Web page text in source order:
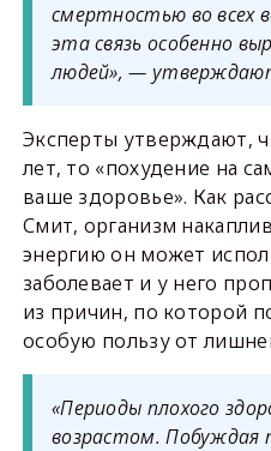
смертностью во всех
эта связь особенно
людей», —
Эксперты утверждают,
лет, то «похудение на
ваше здоровье». Как
Смит, организм
энергию он может
заболевает и у него
из причин, по которой
особую пользу от
«Периоды плохого
возрастом. Побуждая